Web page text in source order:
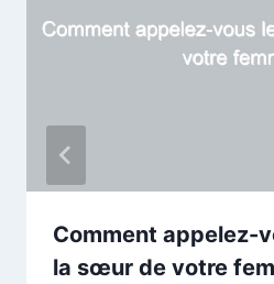
Comment appelez-
la sœur de votre